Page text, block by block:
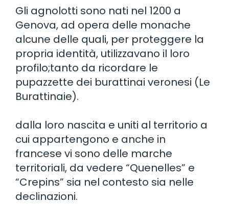
Gli agnolotti sono nati nel 1200 a
Genova, ad opera delle monache
alcune delle quali, per proteggere la
propria identità, utilizzavano il loro
profilo;tanto da ricordare le
pupazzette dei burattinai veronesi (Le
Burattinaie).
dalla loro nascita e uniti al territorio a
cui appartengono e anche in
francese vi sono delle marche
territoriali, da vedere “Quenelles” e
“Crepins” sia nel contesto sia nelle
declinazioni.